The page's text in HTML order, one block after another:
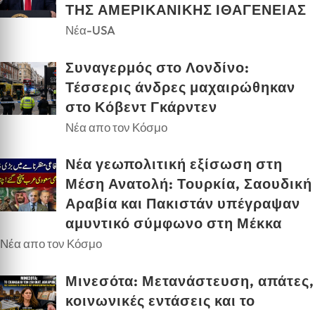
ΤΗΣ ΑΜΕΡΙΚΑΝΙΚΗΣ ΙΘΑΓΕΝΕΙΑΣ
Νέα-USA
Συναγερμός στο Λονδίνο:
Τέσσερις άνδρες μαχαιρώθηκαν
στο Κόβεντ Γκάρντεν
Νέα απο τον Κόσμο
Νέα γεωπολιτική εξίσωση στη
Μέση Ανατολή: Τουρκία, Σαουδική
Αραβία και Πακιστάν υπέγραψαν
αμυντικό σύμφωνο στη Μέκκα
Νέα απο τον Κόσμο
Μινεσότα: Μετανάστευση, απάτες,
κοινωνικές εντάσεις και το